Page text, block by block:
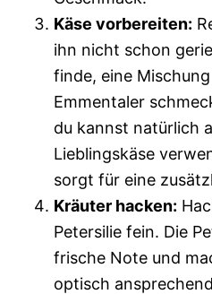
Käse vorbereiten:
ihn nicht schon
finde, eine
Emmentaler
du kannst natürlich
Lieblingskäse
sorgt für eine
Kräuter hacken:
Petersilie fein. Die
frische Note und
optisch